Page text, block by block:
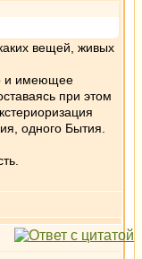
вещей, живых
и имеющее
при этом
одного Бытия.